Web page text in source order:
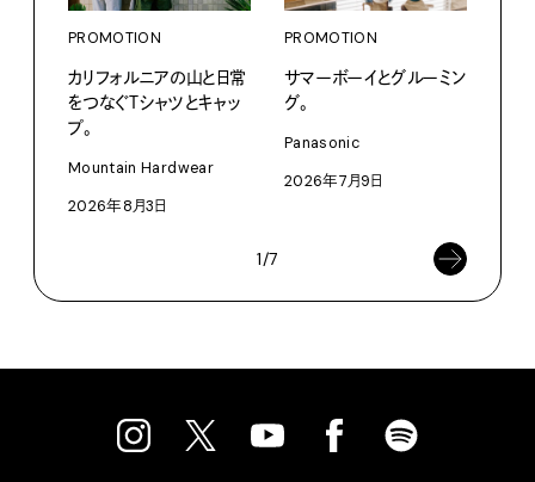
PROMOTION
カリフォルニアの山と日常
をつなぐＴシャツとキャッ
プ。
Mountain Hardwear
2026年8月3日
PROMOTION
サマーボーイとグルーミン
グ。
Panasonic
2026年7月9日
1/7